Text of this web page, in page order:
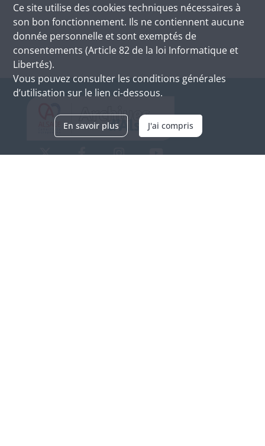
Ce site utilise des cookies techniques nécessaires à
son bon fonctionnement. Ils ne contiennent aucune
donnée personnelle et sont exemptés de
consentements (Article 82 de la loi Informatique et
Libertés).
Vous pouvez consulter les conditions générales
d’utilisation sur le lien ci-dessous.
En savoir plus J'ai compris